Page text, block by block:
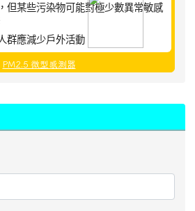
但某些污染物可能對極少數異常敏感
群應減少戶外活動
PM2.5 微型感測器